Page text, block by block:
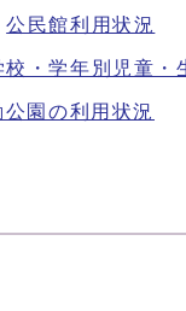
公民館利用状況
校・学年別児童・
園の利用状況